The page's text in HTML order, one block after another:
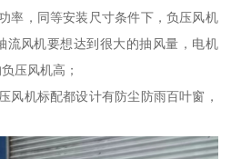
率，同等安装尺寸条件下，负压风机
流风机要想达到很大的抽风量，电机
压风机高；
风机标配都设计有防尘防雨百叶窗，